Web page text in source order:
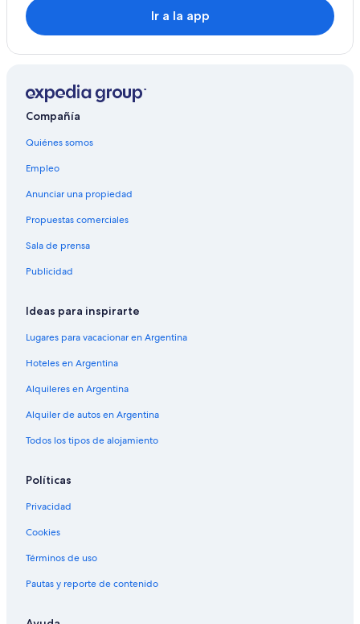
Ir a la app
Compañía
Quiénes somos
Empleo
Anunciar una propiedad
Propuestas comerciales
Sala de prensa
Publicidad
Ideas para inspirarte
Lugares para vacacionar en Argentina
Hoteles en Argentina
Alquileres en Argentina
Alquiler de autos en Argentina
Todos los tipos de alojamiento
Políticas
Privacidad
Cookies
Términos de uso
Pautas y reporte de contenido